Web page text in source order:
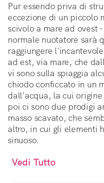
Pur essendo priva di
eccezione di un piccolo
scivolo a mare ad ovest
normale nuotatore sarà
raggiungere
ad est, via mare, che
vi sono sulla spiaggia
chiodo conficcato in un
dall'acqua, la cui
poi ci sono due prodigi
masso scavato, che
altro, in cui gli elementi
sinuoso.
Vedi Tutto